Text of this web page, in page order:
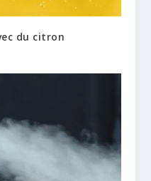
du citron